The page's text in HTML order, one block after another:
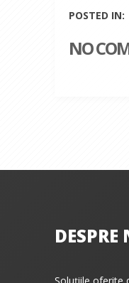
POSTED IN:
NO
DESPRE